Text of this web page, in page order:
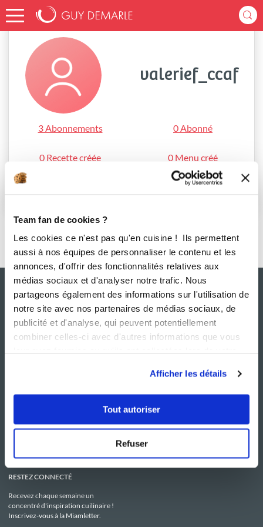
Team fan de cookies ?
Les cookies ce n'est pas qu'en cuisine ! Ils permettent
aussi à nos équipes de personnaliser le contenu et les
annonces, d'offrir des fonctionnalités relatives aux
médias sociaux et d'analyser notre trafic. Nous
partageons également des informations sur l'utilisation de
notre site avec nos partenaires de médias sociaux, de
publicité et d'analyse, qui peuvent potentiellement
combiner celles-ci avec d'autres informations que vous
Afficher les détails
Tout autoriser
Refuser
Accueil valerief_ccaf
valerief_ccaf
3 Abonnements 0 Abonné
0 Recette créée 0 Menu créé
Le Mag'
Boutique
C.G.U
Politique de confidentialité
Utilisation des Cookies
RESTEZ CONNECTÉ
Recevez chaque semaine un
concentré d'inspiration cuilinaire !
Inscrivez-vous à la Miamletter.